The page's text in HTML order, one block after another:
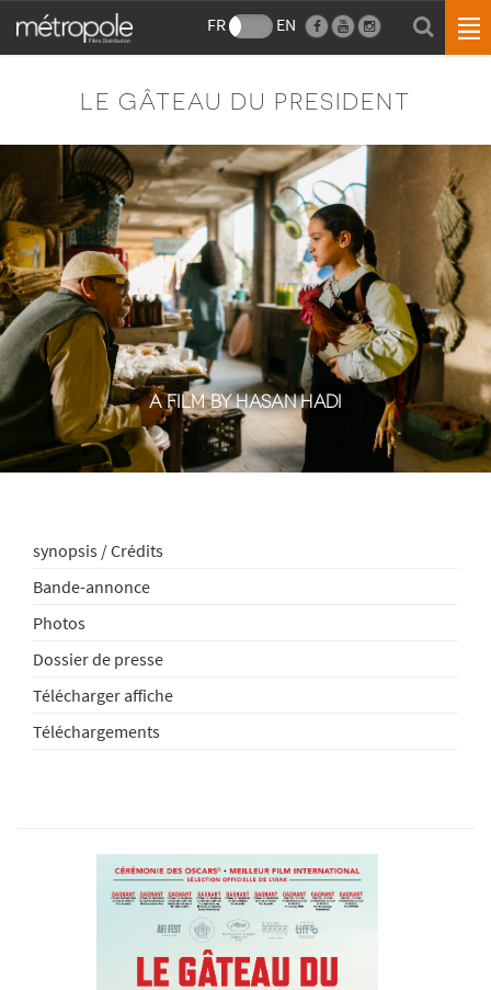
FR EN
LE GÂTEAU DU PRESIDENT
A FILM BY HASAN HADI
synopsis / Crédits
Bande-annonce
Photos
Dossier de presse
Télécharger affiche
Téléchargements